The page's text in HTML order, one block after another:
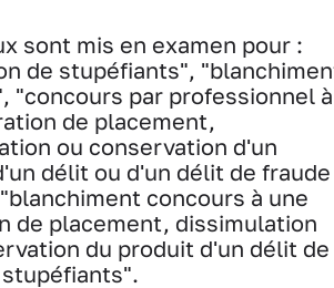
sont mis en examen pour :
de stupéfiants",
"concours par professionnel à
de placement,
ou conservation d'un
délit ou d'un délit de fraude
concours à une
de placement, dissimulation
du produit d'un délit de